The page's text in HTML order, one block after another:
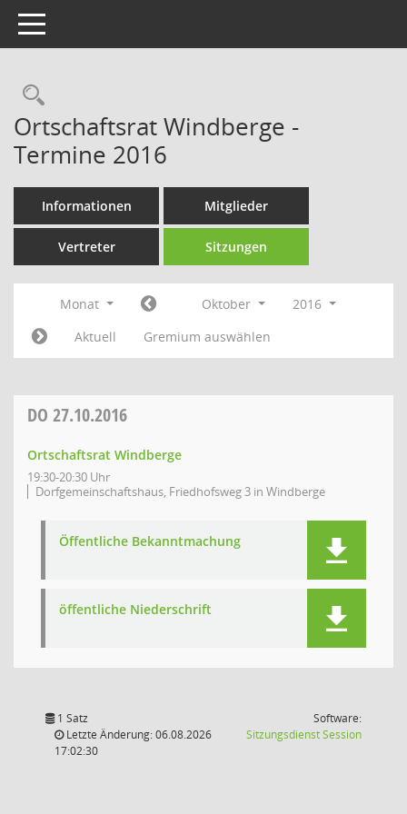
Toggle navigation
Rechercheauswahl
Ortschaftsrat Windberge -
Termine 2016
Informationen Mitglieder
Vertreter Sitzungen
Monat Oktober
2016
Aktuell
Gremium auswählen
DO 27.10.2016
Ortschaftsrat Windberge
19:30-20:30 Uhr
Dorfgemeinschaftshaus, Friedhofsweg 3 in Windberge
Öffentliche Bekanntmachung
öffentliche Niederschrift
1 Satz
Letzte Änderung: 06.08.2026
17:02:30
Software:
SitzungsdienstSession(Wird in